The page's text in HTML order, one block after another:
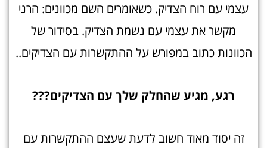
עצמי עם רוח הצדיק. כשאומרים השם מכוונים: הרני
מקשר את עצמי עם נשמת הצדיק. בסידור של
הכוונות כתוב במפורש על ההתקשרות עם הצדיקים..
רגע, מגיע שהחלק שלך עם הצדיקים???
זה יסוד מאוד חשוב לדעת שעצם ההתקשרות עם